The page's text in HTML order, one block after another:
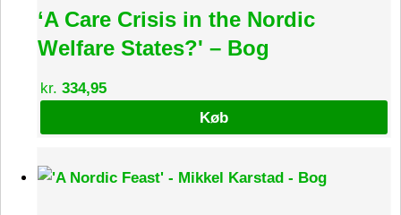
‘A Care Crisis in the Nordic
Welfare States?' – Bog
kr. 334,95
Køb